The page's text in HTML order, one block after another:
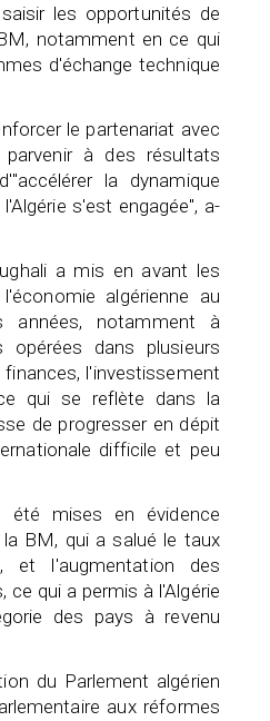
les opportunités de
notamment en ce qui
d'échange technique
le partenariat avec
parvenir à des résultats
la dynamique
s'est engagée", a-
a mis en avant les
algérienne au
années, notamment à
opérées dans plusieurs
l'investissement
qui se reflète dans la
de progresser en dépit
difficile et peu
été mises en évidence
BM, qui a salué le taux
et l'augmentation des
ce qui a permis à l'Algérie
des pays à revenu
du Parlement algérien
aux réformes